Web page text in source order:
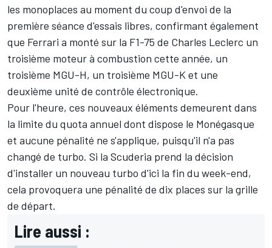
les monoplaces au moment du coup d'envoi de la
première séance d'essais libres, confirmant également
que Ferrari a monté sur la F1-75 de Charles Leclerc un
troisième moteur à combustion cette année, un
troisième MGU-H, un troisième MGU-K et une
deuxième unité de contrôle électronique.
Pour l'heure, ces nouveaux éléments demeurent dans
la limite du quota annuel dont dispose le Monégasque
et aucune pénalité ne s'applique, puisqu'il n'a pas
changé de turbo. Si la Scuderia prend la décision
d'installer un nouveau turbo d'ici la fin du week-end,
cela provoquera une pénalité de dix places sur la grille
de départ.
Lire aussi :